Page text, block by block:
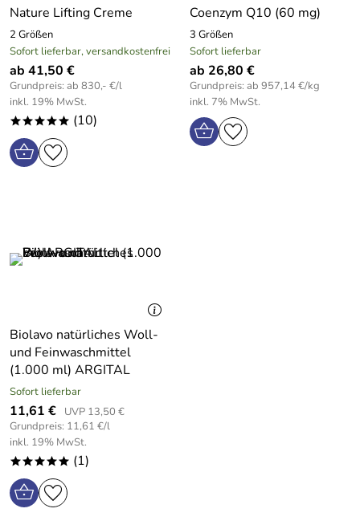
Nature Lifting Creme
2 Größen
Sofort lieferbar, versandkostenfrei
ab 41,50 €
Grundpreis: ab 830,- €/l
inkl. 19% MwSt.
***** (10)
Coenzym Q10 (60 mg)
3 Größen
Sofort lieferbar
ab 26,80 €
Grundpreis: ab 957,14 €/kg
inkl. 7% MwSt.
Biolavo natürliches Woll-
und Feinwaschmittel
(1.000 ml) ARGITAL
Sofort lieferbar
11,61 €
UVP 13,50 €
Grundpreis: 11,61 €/l
inkl. 19% MwSt.
***** (1)